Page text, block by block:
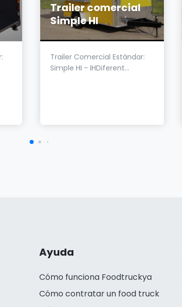
Trailer comercial
Simple HI
Trailer Comercial Estándar:
Simple HI - IHDiferent...
Ayuda
Cómo funciona Foodtruckya
Cómo contratar un food truck